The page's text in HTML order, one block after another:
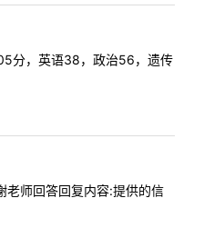
分，英语38，政治56，遗传
师回答回复内容:提供的信